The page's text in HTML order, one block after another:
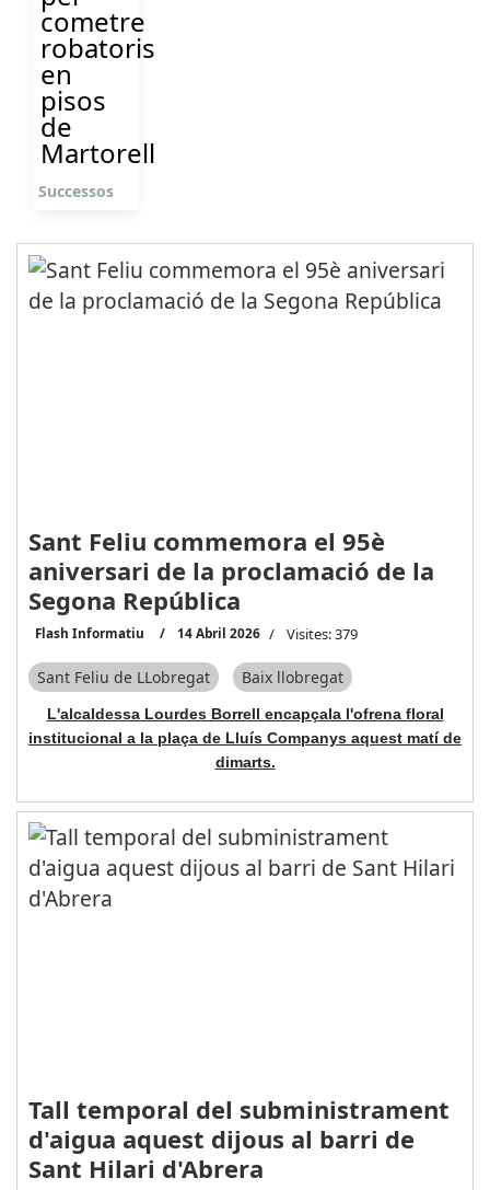
cometre
robatoris
en
pisos
de
Martorell
Successos
Sant Feliu commemora el 95è
aniversari de la proclamació de la
Segona República
Flash Informatiu 14 Abril 2026 Visites: 379
Sant Feliu de LLobregat Baix llobregat
L'alcaldessa Lourdes Borrell encapçala l'ofrena floral
institucional a la plaça de Lluís Companys aquest matí de
dimarts.
Tall temporal del subministrament
d'aigua aquest dijous al barri de
Sant Hilari d'Abrera